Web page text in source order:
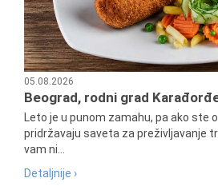
05.08.2026
Beograd, rodni grad
Leto je u punom zamahu, pa ako ste
pridržavaju saveta za preživljavanje
vam ni...
Detaljnije ›